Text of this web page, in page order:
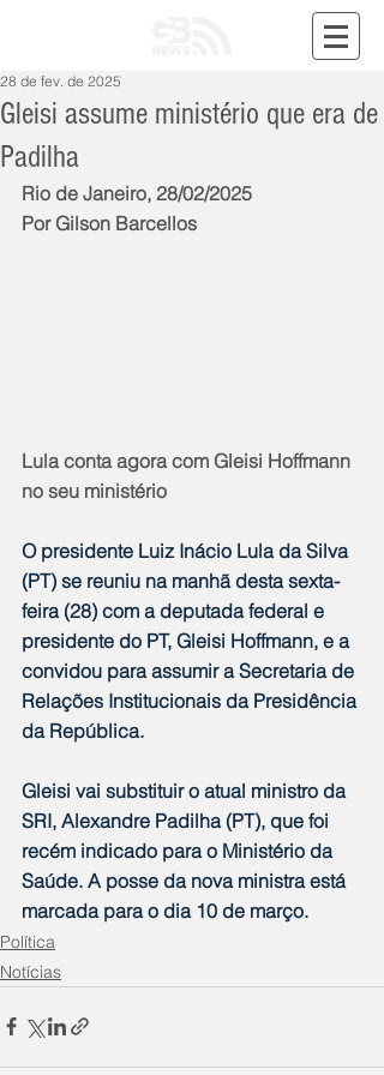
Gleisi assume ministério que era de
Padilha
28 de fev. de 2025
Rio de Janeiro, 28/02/2025
Por Gilson Barcellos
Lula conta agora com Gleisi Hoffmann
no seu ministério
O presidente Luiz Inácio Lula da Silva
(PT) se reuniu na manhã desta sexta-
feira (28) com a deputada federal e
presidente do PT, Gleisi Hoffmann, e a
convidou para assumir a Secretaria de
Relações Institucionais da Presidência
da República.
Gleisi vai substituir o atual ministro da
SRI, Alexandre Padilha (PT), que foi
recém indicado para o Ministério da
Saúde. A posse da nova ministra está
marcada para o dia 10 de março.
Política
Notícias